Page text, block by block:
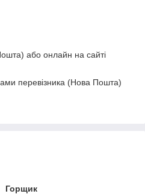
або онлайн на сайті
перевізника (Нова Пошта)
Горщик